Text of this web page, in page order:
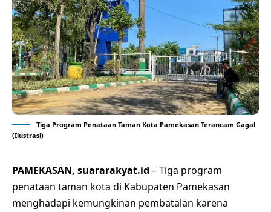
Tiga Program Penataan Taman Kota Pamekasan Terancam Gagal
(Ilustrasi)
PAMEKASAN, suararakyat.id – Tiga program
penataan taman kota di Kabupaten Pamekasan
menghadapi kemungkinan pembatalan karena